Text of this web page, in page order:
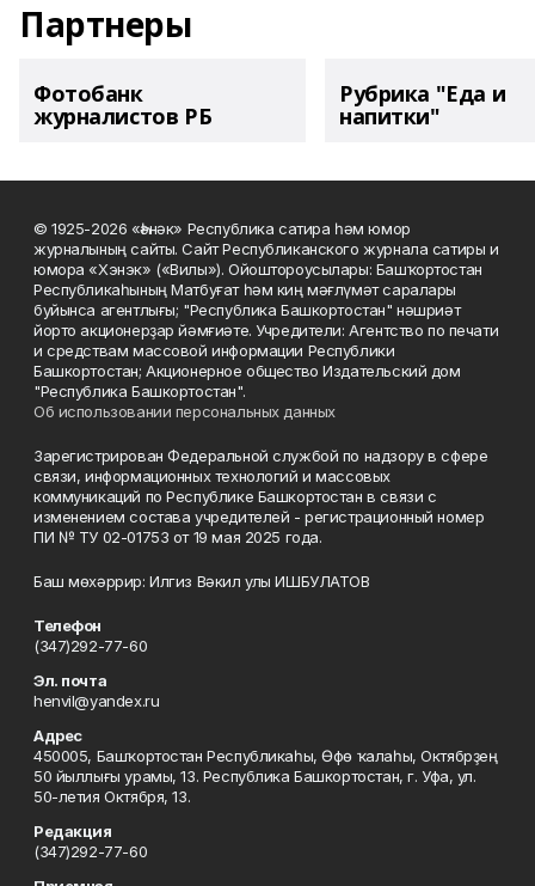
Партнеры
Фотобанк
журналистов РБ
Рубрика "Еда и
напитки"
© 1925-2026 «Һәнәк» Республика сатира һәм юмор
журналының сайты. Сайт Республиканского журнала сатиры и
юмора «Хэнэк» («Вилы»). Ойоштороусылары: Башҡортостан
Республикаһының Матбуғат һәм киң мәғлүмәт саралары
буйынса агентлығы; "Республика Башкортостан" нәшриәт
йорто акционерҙар йәмғиәте. Учредители: Агентство по печати
и средствам массовой информации Республики
Башкортостан; Акционерное общество Издательский дом
"Республика Башкортостан".
Об использовании персональных данных
Зарегистрирован Федеральной службой по надзору в сфере
связи, информационных технологий и массовых
коммуникаций по Республике Башкортостан в связи с
изменением состава учредителей - регистрационный номер
ПИ № ТУ 02-01753 от 19 мая 2025 года.
Баш мөхәррир: Илгиз Вәкил улы ИШБУЛАТОВ
Телефон
(347)292-77-60
Эл. почта
henvil@yandex.ru
Адрес
450005, Башҡортостан Республикаһы, Өфө ҡалаһы, Октябрҙең
50 йыллығы урамы, 13. Республика Башкортостан, г. Уфа, ул.
50-летия Октября, 13.
Редакция
(347)292-77-60